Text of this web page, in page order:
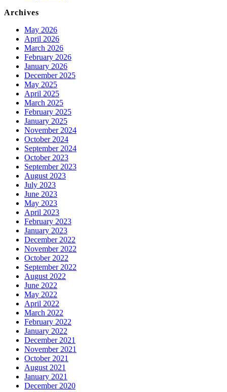
Archives
May 2026
April 2026
March 2026
February 2026
January 2026
December 2025
May 2025
April 2025
March 2025
February 2025
January 2025
November 2024
October 2024
September 2024
October 2023
September 2023
August 2023
July 2023
June 2023
May 2023
April 2023
February 2023
January 2023
December 2022
November 2022
October 2022
September 2022
August 2022
June 2022
May 2022
April 2022
March 2022
February 2022
January 2022
December 2021
November 2021
October 2021
August 2021
January 2021
December 2020